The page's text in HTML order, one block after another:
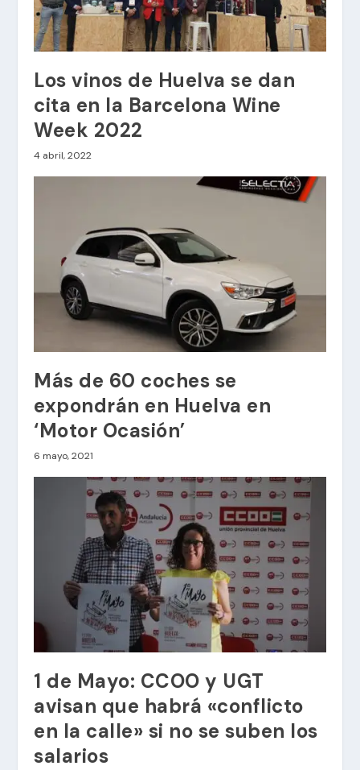
Los vinos de Huelva se dan
cita en la Barcelona Wine
Week 2022
4 abril, 2022
Más de 60 coches se
expondrán en Huelva en
‘Motor Ocasión’
6 mayo, 2021
1 de Mayo: CCOO y UGT
avisan que habrá «conflicto
en la calle» si no se suben los
salarios